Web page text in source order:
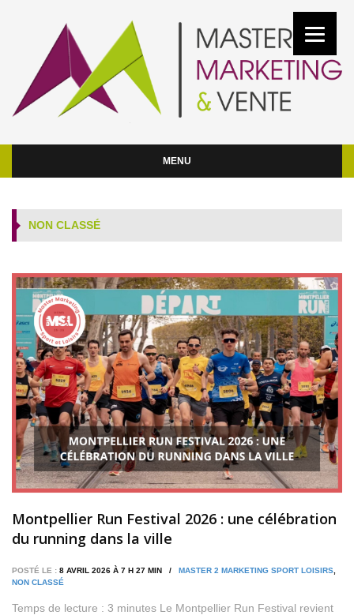
MENU
NON CLASSÉ
Montpellier Run Festival 2026 : une célébration
du running dans la ville
POSTÉ LE : 8 AVRIL 2026 À 7 H 27 MIN / MASTER 2 MARKETING SPORT LOISIRS
NON CLASSÉ
Temps de lecture : 3 minutes Le Montpellier Run Festival revient